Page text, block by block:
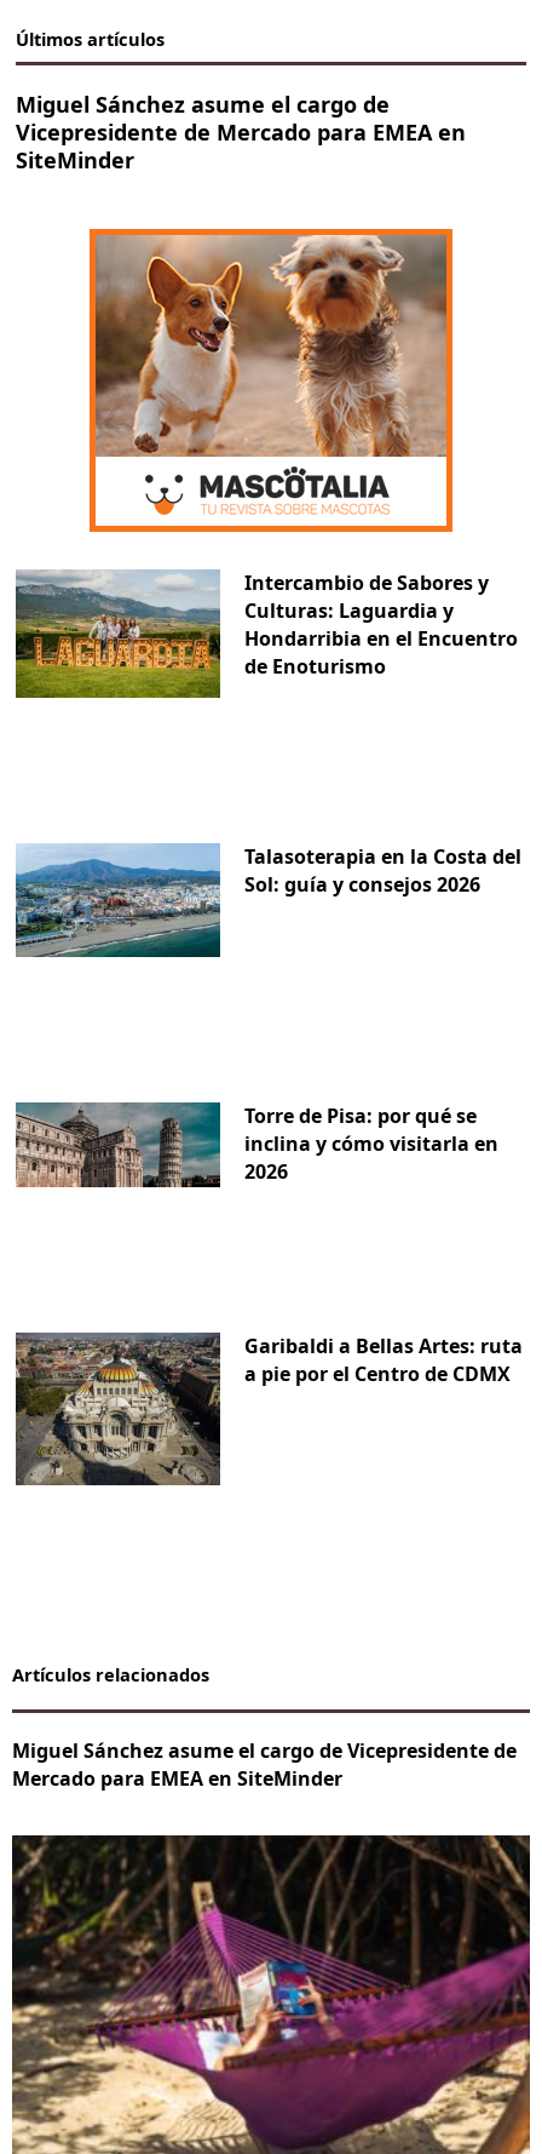
Últimos artículos
Miguel Sánchez asume el cargo de
Vicepresidente de Mercado para EMEA en
SiteMinder
Intercambio de Sabores y
Culturas: Laguardia y
Hondarribia en el Encuentro
de Enoturismo
Talasoterapia en la Costa del
Sol: guía y consejos 2026
Torre de Pisa: por qué se
inclina y cómo visitarla en
2026
Garibaldi a Bellas Artes: ruta
a pie por el Centro de CDMX
Artículos relacionados
Miguel Sánchez asume el cargo de Vicepresidente de
Mercado para EMEA en SiteMinder